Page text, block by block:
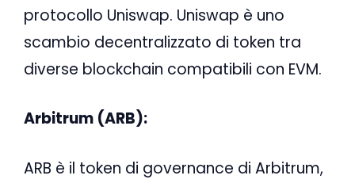
protocollo Uniswap. Uniswap è uno
scambio decentralizzato di token tra
diverse blockchain compatibili con EVM.
Arbitrum (ARB):
ARB è il token di governance di Arbitrum,